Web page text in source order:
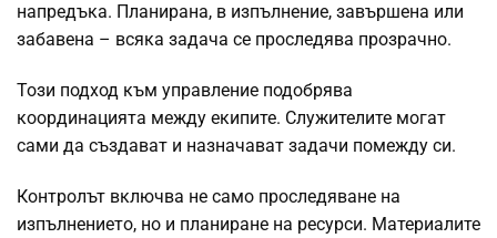
напредъка. Планирана, в изпълнение, завършена или
забавена – всяка задача се проследява прозрачно.
Този подход към управление подобрява
координацията между екипите. Служителите могат
сами да създават и назначават задачи помежду си.
Контролът включва не само проследяване на
изпълнението, но и планиране на ресурси. Материалите